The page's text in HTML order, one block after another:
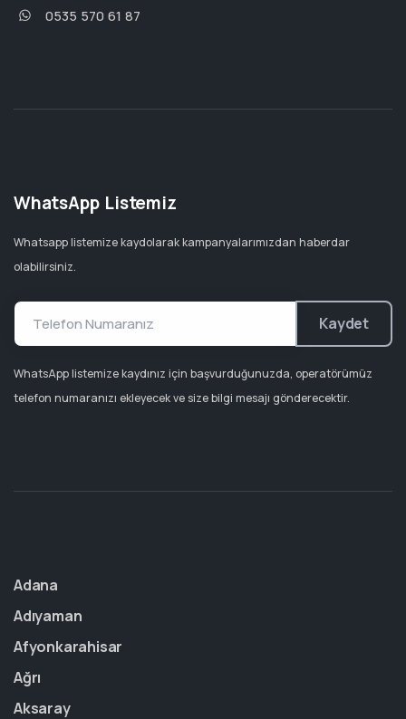
0535 570 61 87
WhatsApp Listemiz
Whatsapp listemize kaydolarak kampanyalarımızdan haberdar
olabilirsiniz.
Kaydet
WhatsApp listemize kaydınız için başvurduğunuzda, operatörümüz
telefon numaranızı ekleyecek ve size bilgi mesajı gönderecektir.
Adana
Adıyaman
Afyonkarahisar
Ağrı
Aksaray